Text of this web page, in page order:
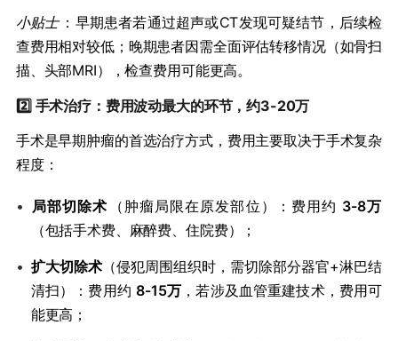
小贴士 ：早期患者若通过超声或CT发现可疑结节，后续检
查费用相对较低；晚期患者因需全面评估转移情况（如骨扫
描、头部MRI），检查费用可能更高。
2️⃣ ​ ​手术治疗：费用波动最大的环节，约3-20万​
手术是早期肿瘤的首选治疗方式，费用主要取决于手术复杂
程度：
• ​局部切除术​ ​（肿瘤局限在原发部位）：费用约 ​ ​3-8万​
（包括手术费、麻醉费、住院费）；
• ​扩大切除术​​（侵犯周围组织时，需切除部分器官+淋巴结
清扫）：费用约 ​​8-15万​​，若涉及血管重建技术，费用可
能更高；